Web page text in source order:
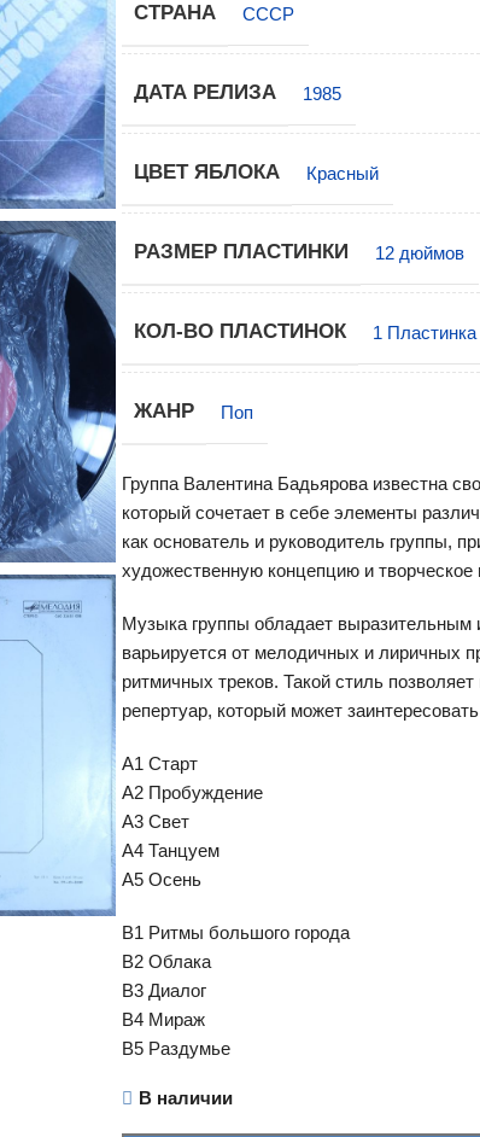
СТРАНА СССР
ДАТА РЕЛИЗА 1985
ЦВЕТ ЯБЛОКА Красный
РАЗМЕР ПЛАСТИНКИ 12 дюймов
КОЛ-ВО ПЛАСТИНОК 1
ЖАНР Поп
Группа Валентина Бадьярова известна
который сочетает в себе элементы
как основатель и руководитель группы,
художественную концепцию и творческое
Музыка группы обладает
варьируется от мелодичных и лиричных
ритмичных треков. Такой стиль
репертуар, который может
А1 Старт
А2 Пробуждение
А3 Свет
А4 Танцуем
А5 Осень
B1 Ритмы большого города
B2 Облака
B3 Диалог
B4 Мираж
B5 Раздумье
В наличии